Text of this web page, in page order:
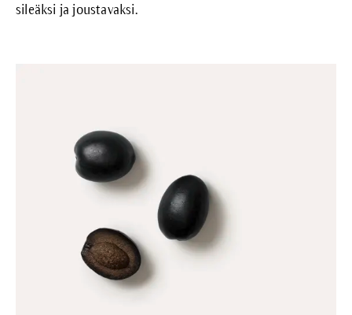
sileäksi ja joustavaksi.